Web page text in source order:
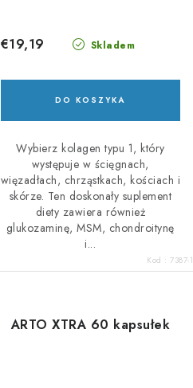
Skladem
€19,19
DO KOSZYKA
Wybierz kolagen typu 1, który
występuje w ścięgnach,
więzadłach, chrząstkach, kościach i
skórze. Ten doskonały suplement
diety zawiera również
glukozaminę, MSM, chondroitynę
i...
Kod :7387-1
ARTO XTRA 60 kapsułek